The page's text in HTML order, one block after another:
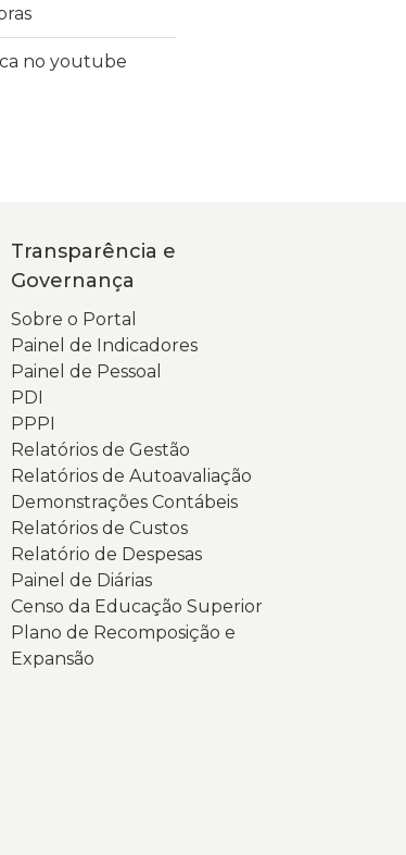
no youtube
Transparência e
Governança
Sobre o Portal
Painel de Indicadores
Painel de Pessoal
PDI
PPPI
Relatórios de Gestão
Relatórios de Autoavaliação
Demonstrações Contábeis
Relatórios de Custos
Relatório de Despesas
Painel de Diárias
Censo da Educação Superior
Plano de Recomposição e
Expansão